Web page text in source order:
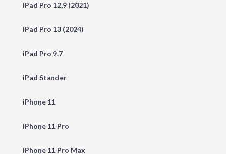
iPad Pro 12,9 (2021)
iPad Pro 13 (2024)
iPad Pro 9.7
iPad Stander
iPhone 11
iPhone 11 Pro
iPhone 11 Pro Max